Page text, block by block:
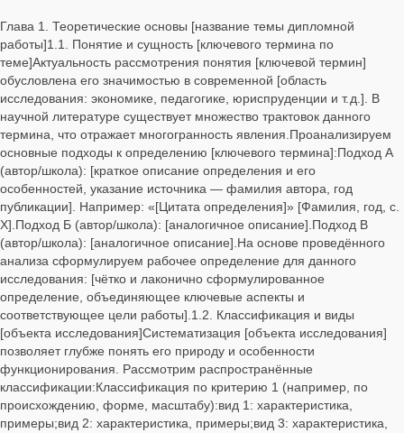
Глава 1. Теоретические основы [название темы дипломной
работы]1.1. Понятие и сущность [ключевого термина по
теме]Актуальность рассмотрения понятия [ключевой термин]
обусловлена его значимостью в современной [область
исследования: экономике, педагогике, юриспруденции и т. д.]. В
научной литературе существует множество трактовок данного
термина, что отражает многогранность явления.Проанализируем
основные подходы к определению [ключевого термина]:Подход А
(автор/школа): [краткое описание определения и его
особенностей, указание источника — фамилия автора, год
публикации]. Например: «[Цитата определения]» [Фамилия, год, с.
X].Подход Б (автор/школа): [аналогичное описание].Подход В
(автор/школа): [аналогичное описание].На основе проведённого
анализа сформулируем рабочее определение для данного
исследования: [чётко и лаконично сформулированное
определение, объединяющее ключевые аспекты и
соответствующее цели работы].1.2. Классификация и виды
[объекта исследования]Систематизация [объекта исследования]
позволяет глубже понять его природу и особенности
функционирования. Рассмотрим распространённые
классификации:Классификация по критерию 1 (например, по
происхождению, форме, масштабу):вид 1: характеристика,
примеры;вид 2: характеристика, примеры;вид 3: характеристика,